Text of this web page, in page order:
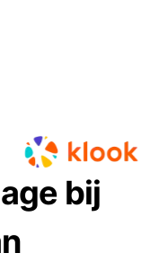
bij